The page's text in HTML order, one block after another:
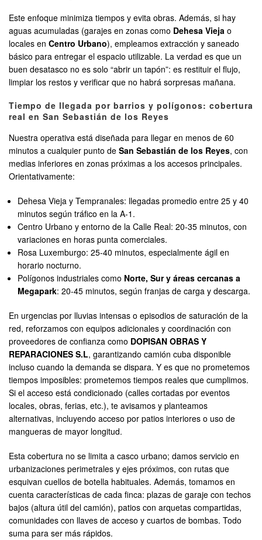
Este enfoque minimiza tiempos y evita obras. Además, si hay
aguas acumuladas (garajes en zonas como Dehesa Vieja o
locales en Centro Urbano), empleamos extracción y saneado
básico para entregar el espacio utilizable. La verdad es que un
buen desatasco no es solo “abrir un tapón”: es restituir el flujo,
limpiar los restos y verificar que no habrá sorpresas mañana.
Tiempo de llegada por barrios y polígonos: cobertura
real en San Sebastián de los Reyes
Nuestra operativa está diseñada para llegar en menos de 60
minutos a cualquier punto de San Sebastián de los Reyes, con
medias inferiores en zonas próximas a los accesos principales.
Orientativamente:
Dehesa Vieja y Tempranales: llegadas promedio entre 25 y 40
minutos según tráfico en la A-1.
Centro Urbano y entorno de la Calle Real: 20-35 minutos, con
variaciones en horas punta comerciales.
Rosa Luxemburgo: 25-40 minutos, especialmente ágil en
horario nocturno.
Polígonos industriales como Norte, Sur y áreas cercanas a
Megapark: 20-45 minutos, según franjas de carga y descarga.
En urgencias por lluvias intensas o episodios de saturación de la
red, reforzamos con equipos adicionales y coordinación con
proveedores de confianza como DOPISAN OBRAS Y
REPARACIONES S.L, garantizando camión cuba disponible
incluso cuando la demanda se dispara. Y es que no prometemos
tiempos imposibles: prometemos tiempos reales que cumplimos.
Si el acceso está condicionado (calles cortadas por eventos
locales, obras, ferias, etc.), te avisamos y planteamos
alternativas, incluyendo acceso por patios interiores o uso de
mangueras de mayor longitud.
Esta cobertura no se limita a casco urbano; damos servicio en
urbanizaciones perimetrales y ejes próximos, con rutas que
esquivan cuellos de botella habituales. Además, tomamos en
cuenta características de cada finca: plazas de garaje con techos
bajos (altura útil del camión), patios con arquetas compartidas,
comunidades con llaves de acceso y cuartos de bombas. Todo
suma para ser más rápidos.